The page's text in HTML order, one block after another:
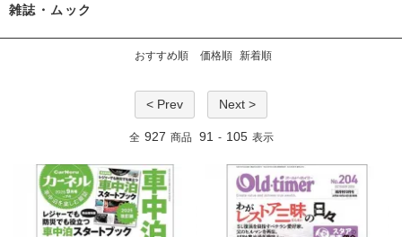
雑誌・ムック
おすすめ順 価格順 新着順
< Prev Next >
全 927 商品 91 - 105 表示